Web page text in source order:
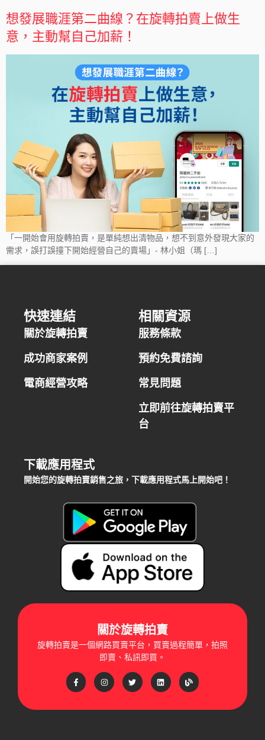
想發展職涯第二曲線？在旋轉拍賣上做生
意，主動幫自己加薪！
「一開始會用旋轉拍賣，是單純想出清物品，想不到意外發現大家的
需求，誤打誤撞下開始經營自己的賣場」- 林小姐（瑪 […]
快速連結
關於旋轉拍賣
成功商家案例
電商經營攻略
相關資源
服務條款
預約免費諮詢
常見問題
立即前往旋轉拍賣平
台
關於旋轉拍賣
旋轉拍賣是一個網路買賣平台，買賣過程簡單，拍照
即賣、私訊即買。
下載應用程式
開始您的旋轉拍賣銷售之旅，下載應用程式馬上開始吧！